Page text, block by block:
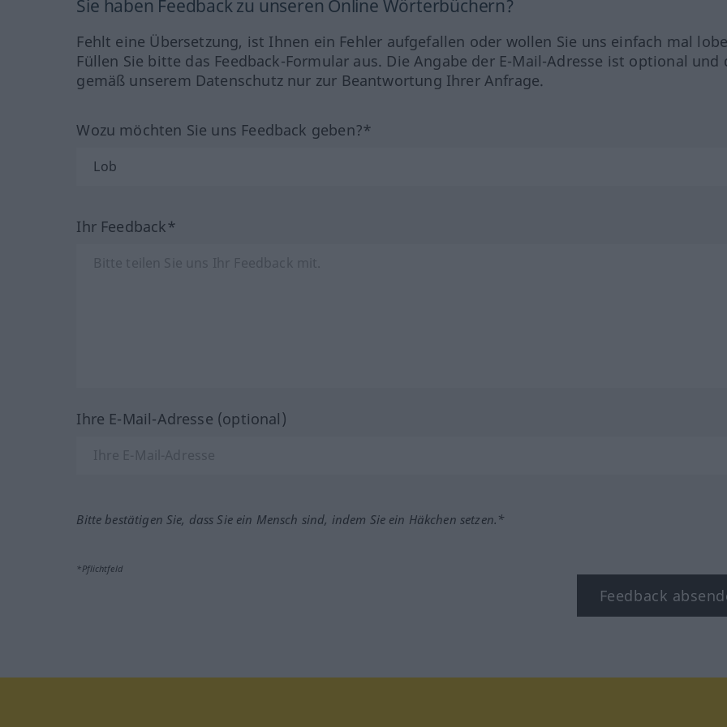
Sie haben Feedback zu unseren Online Wörterbüchern?
Fehlt eine Übersetzung, ist Ihnen ein Fehler aufgefallen oder wollen Sie uns einfach mal
Füllen Sie bitte das Feedback-Formular aus. Die Angabe der E-Mail-Adresse ist optional und
gemäß unserem Datenschutz nur zur Beantwortung Ihrer Anfrage.
Wozu möchten Sie uns Feedback geben?*
Ihr Feedback*
Ihre E-Mail-Adresse (optional)
Bitte bestätigen Sie, dass Sie ein Mensch sind, indem Sie ein Häkchen setzen.*
*Pflichtfeld
Feedback